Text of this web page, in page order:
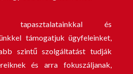
tapasztalatainkkal és
támogatjuk ügyfeleinket,
szintű szolgáltatást tudják
és arra fokuszáljanak,